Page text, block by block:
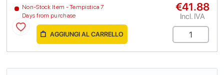
Non-Stock Item - Tempistica 7
Days from purchase
€41.88
Incl. IVA
AGGIUNGI AL CARRELLO